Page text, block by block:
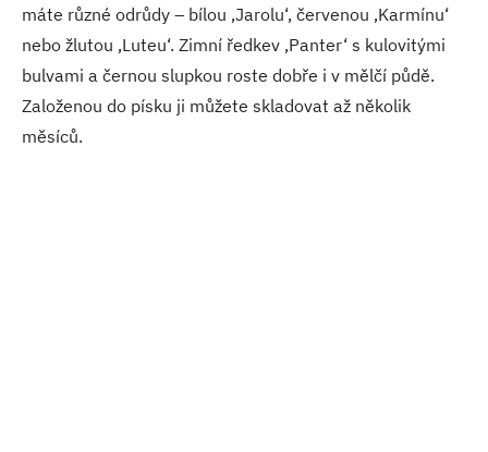
máte různé odrůdy – bílou ‚Jarolu‘, červenou ‚Karmínu‘
nebo žlutou ‚Luteu‘. Zimní ředkev ‚Panter‘ s kulovitými
bulvami a černou slupkou roste dobře i v mělčí půdě.
Založenou do písku ji můžete skladovat až několik
měsíců.